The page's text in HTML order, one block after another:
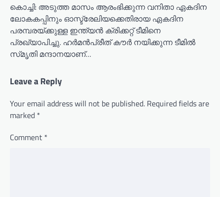
കൊച്ചി: അടുത്ത മാസം ആരംഭിക്കുന്ന വനിതാ ഏകദിന
ലോകകപ്പിനും ഓസ്ട്രേലിയക്കെതിരായ ഏകദിന
പരമ്പരയ്ക്കുള്ള ഇന്ത്യൻ ക്രിക്കറ്റ് ടീമിനെ
പ്രഖ്യാപിച്ചു. ഹർമൻപ്രീത് കൗർ നയിക്കുന്ന ടീമില്‍
സ്‌മൃതി മന്ദാനയാണ്…
Leave a Reply
Your email address will not be published. Required fields are
marked *
Comment *